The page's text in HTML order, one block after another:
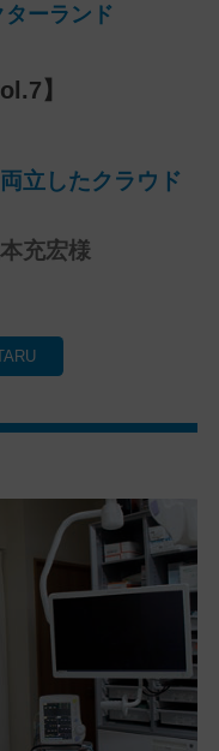
ーランド
】
立したクラウド
充宏様